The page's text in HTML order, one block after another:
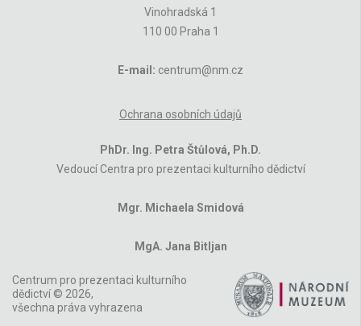
Vinohradská 1
110 00 Praha 1
E-mail: centrum@nm.cz
Ochrana osobních údajů
PhDr. Ing. Petra Štůlová, Ph.D.
Vedoucí Centra pro prezentaci kulturního dědictví
Mgr. Michaela Smidová
MgA. Jana Bitljan
Centrum pro prezentaci kulturního
dědictví © 2026,
všechna práva vyhrazena